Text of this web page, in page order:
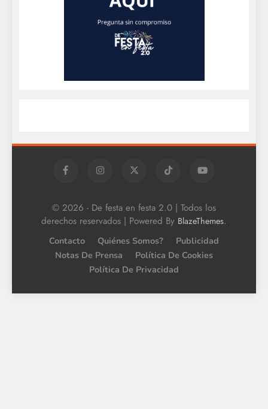
© 2026 - De festa en festa 2.0 | Todos los
derechos reservados | Powered By BlazeThemes.
Contacto Quiénes Somos?
Publicidad
Notas De Prensa
Política De Cookies
Política De Privacidad